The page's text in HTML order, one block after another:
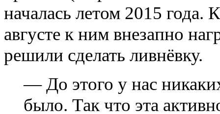
началась летом 2015
августе к ним внезапно
решили сделать ливнёвку.
— До этого у нас
было. Так что эта